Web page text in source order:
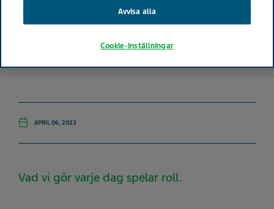
APRIL 06, 2023
Vad vi gör varje dag spelar roll.
Avvisa alla
Cookie-inställningar